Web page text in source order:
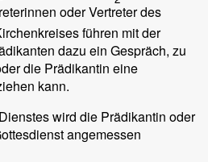
oder Vertreter des
führen mit der
dazu ein Gespräch, zu
die Prädikantin eine
kann.
wird die Prädikantin oder
angemessen